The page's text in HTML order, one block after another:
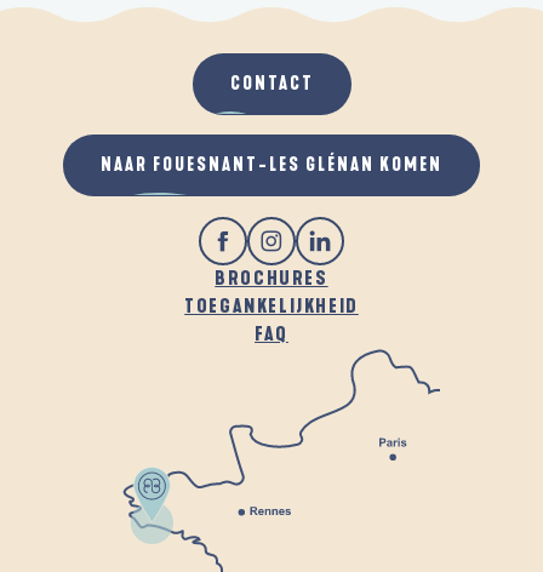
BROCHURES
TOEGANKELIJKHEID
FAQ
CONTACT
NAAR FOUESNANT-LES GLÉNAN KOMEN